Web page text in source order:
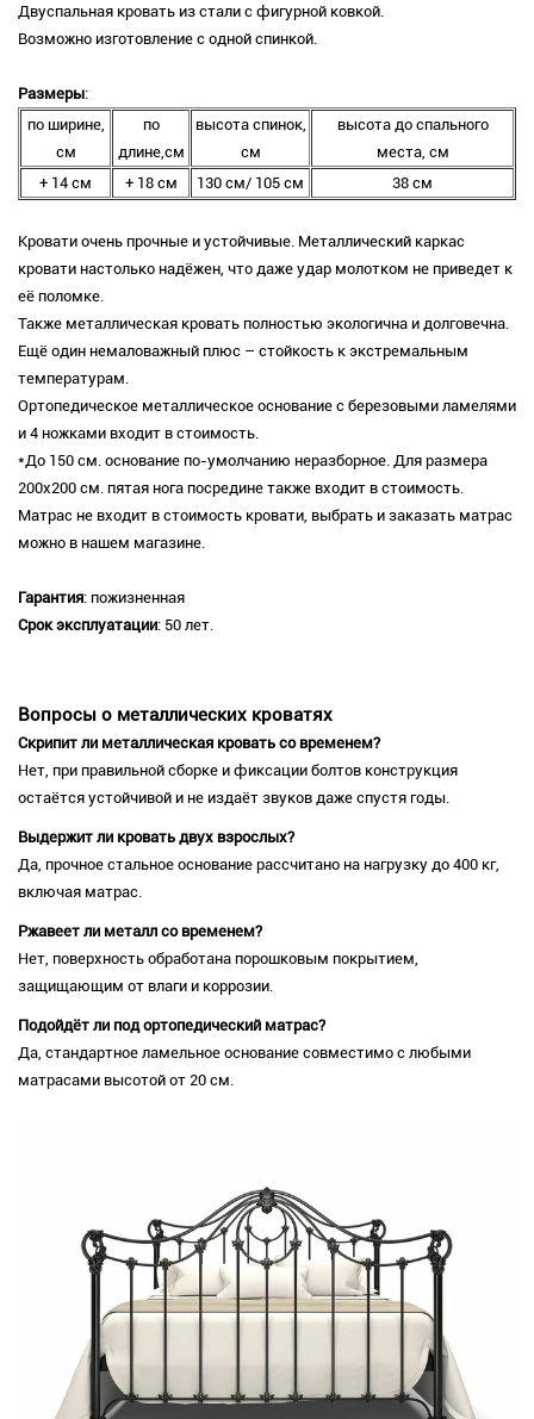
Двуспальная кровать из стали с фигурной ковкой.
Возможно изготовление с одной спинкой.
Размеры:
по ширине,
см
по
длине,см
высота спинок,
см
высота до спального
места, см
+ 14 см
+ 18 см 130 см/ 105 см 38 см
Кровати очень прочные и устойчивые. Металлический каркас
кровати настолько надёжен, что даже удар молотком не приведет к
её поломке.
Также металлическая кровать полностью экологична и долговечна.
Ещё один немаловажный плюс – стойкость к экстремальным
температурам.
Ортопедическое металлическое основание с березовыми ламелями
и 4 ножками входит в стоимость.
*До 150 см. основание по-умолчанию неразборное. Для размера
200х200 см. пятая нога посредине также входит в стоимость.
Матрас не входит в стоимость кровати, выбрать и заказать матрас
можно в нашем магазине.
Гарантия: пожизненная
Срок эксплуатации: 50 лет.
Вопросы о металлических кроватях
Скрипит ли металлическая кровать со временем?
Нет, при правильной сборке и фиксации болтов конструкция
остаётся устойчивой и не издаёт звуков даже спустя годы.
Выдержит ли кровать двух взрослых?
Да, прочное стальное основание рассчитано на нагрузку до 400 кг,
включая матрас.
Ржавеет ли металл со временем?
Нет, поверхность обработана порошковым покрытием,
защищающим от влаги и коррозии.
Подойдёт ли под ортопедический матрас?
Да, стандартное ламельное основание совместимо с любыми
матрасами высотой от 20 см.